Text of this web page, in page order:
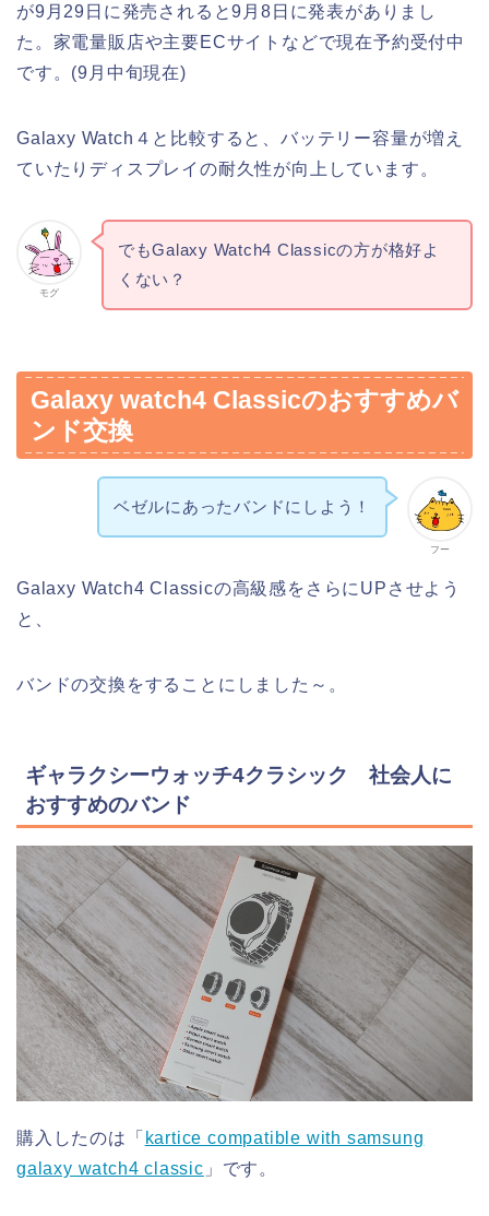
が9月29日に発売されると9月8日に発表がありまし
た。家電量販店や主要ECサイトなどで現在予約受付中
です。(9月中旬現在)
Galaxy Watch４と比較すると、バッテリー容量が増え
ていたりディスプレイの耐久性が向上しています。
モグ
でもGalaxy Watch4 Classicの方が格好よ
くない？
Galaxy watch4 Classicのおすすめバ
ンド交換
フー
ベゼルにあったバンドにしよう！
Galaxy Watch4 Classicの高級感をさらにUPさせよう
と、
バンドの交換をすることにしました～。
ギャラクシーウォッチ4クラシック 社会人に
おすすめのバンド
購入したのは「 kartice compatible with samsung
galaxy watch4 classic 」です。